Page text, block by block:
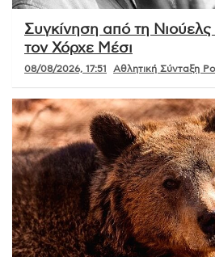
Συγκίνηση από τη Νιούελς
τον Χόρχε Μέσι
08/08/2026, 17:51 Αθλητική Σύνταξη